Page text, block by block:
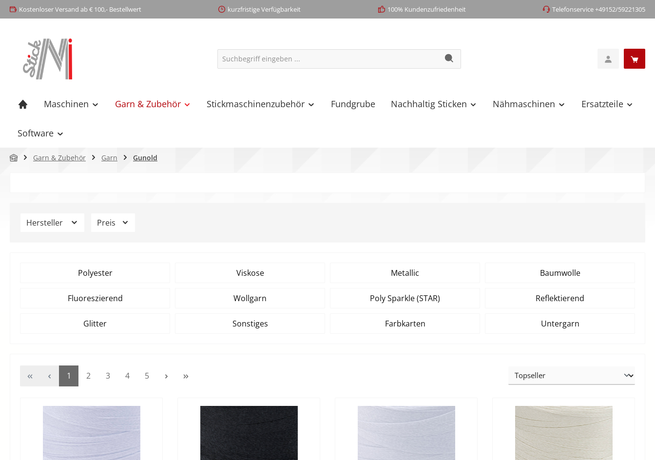
Zur Hauptnavigation springen
Kostenloser Versand ab € 100,- Bestellwert kurzfristige Verfügbarkeit 100% Kundenzufriedenheit Telefonservice +49152/59221305
Maschinen Garn & Zubehör Stickmaschinenzubehör Fundgrube Nachhaltig Sticken Nähmaschinen Ersatzteile
Software
Garn & Zubehör Garn Gunold
Hersteller Preis
Polyester Viskose Metallic Baumwolle
Fluoreszierend Wollgarn Poly Sparkle (STAR) Reflektierend
Glitter Sonstiges Farbkarten Untergarn
Seite
1 Seite
2 Seite
3 Seite
4 Seite
5